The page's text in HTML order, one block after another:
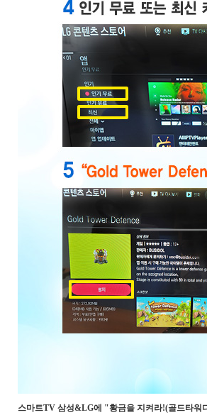
스마트TV 삼성&LG에 "황금을 지켜라!(골드타워